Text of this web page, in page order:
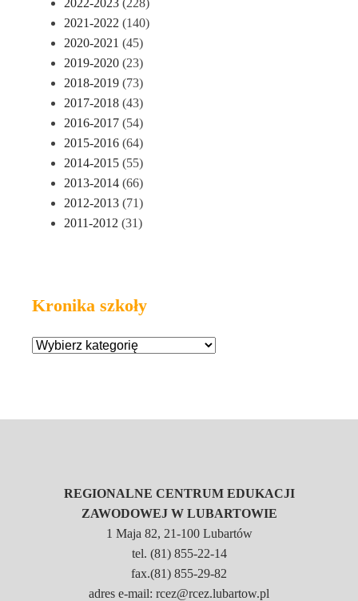
2021-2022 (140)
2020-2021 (45)
2019-2020 (23)
2018-2019 (73)
2017-2018 (43)
2016-2017 (54)
2015-2016 (64)
2014-2015 (55)
2013-2014 (66)
2012-2013 (71)
2011-2012 (31)
Kronika szkoły
REGIONALNE CENTRUM EDUKACJI
ZAWODOWEJ W LUBARTOWIE
1 Maja 82, 21-100 Lubartów
tel. (81) 855-22-14
fax.(81) 855-29-82
adres e-mail: rcez@rcez.lubartow.pl